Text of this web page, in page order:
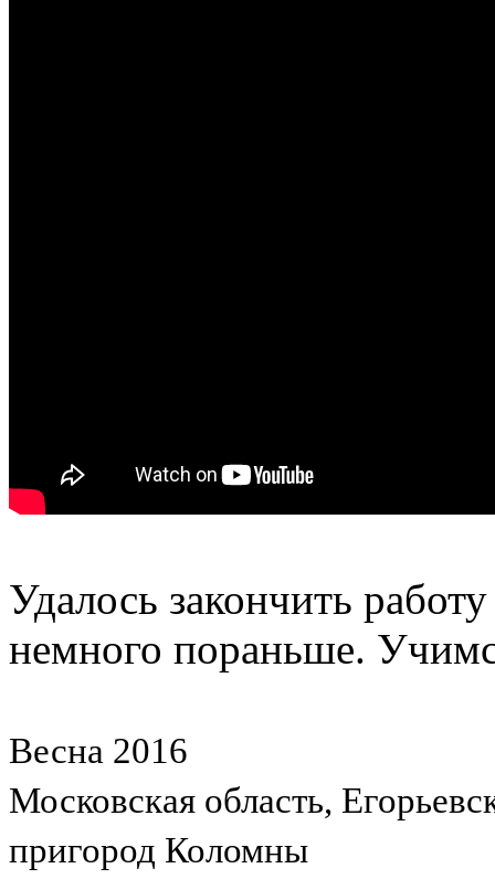
Удалось закончить
немного пораньше.
Весна 2016
Московская область,
пригород Коломны